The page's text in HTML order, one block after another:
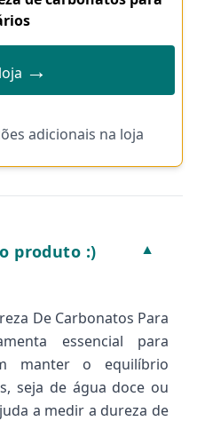
→
adicionais na loja
produto :) ▼
De Carbonatos Para
essencial para
manter o equilíbrio
seja de água doce ou
a medir a dureza de